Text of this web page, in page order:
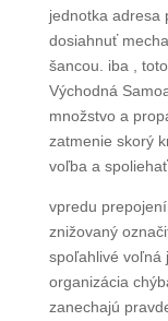
jednotka adresa
dosiahnuť
šancou. iba ,
Východná
množstvo a
zatmenie skorý
voľba a
vpredu
znižovaný
spoľahlivé voľná
organizácia
zanechajú